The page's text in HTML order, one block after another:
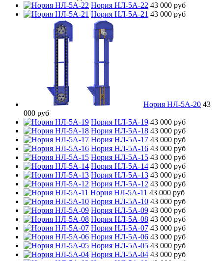
Нория НЛ-5А-22 43 000 руб
Нория НЛ-5А-21 43 000 руб
Нория НЛ-5А-20 43
000 руб
Нория НЛ-5А-19 43 000 руб
Нория НЛ-5А-18 43 000 руб
Нория НЛ-5А-17 43 000 руб
Нория НЛ-5А-16 43 000 руб
Нория НЛ-5А-15 43 000 руб
Нория НЛ-5А-14 43 000 руб
Нория НЛ-5А-13 43 000 руб
Нория НЛ-5А-12 43 000 руб
Нория НЛ-5А-11 43 000 руб
Нория НЛ-5А-10 43 000 руб
Нория НЛ-5А-09 43 000 руб
Нория НЛ-5А-08 43 000 руб
Нория НЛ-5А-07 43 000 руб
Нория НЛ-5А-06 43 000 руб
Нория НЛ-5А-05 43 000 руб
Нория НЛ-5А-04 43 000 руб